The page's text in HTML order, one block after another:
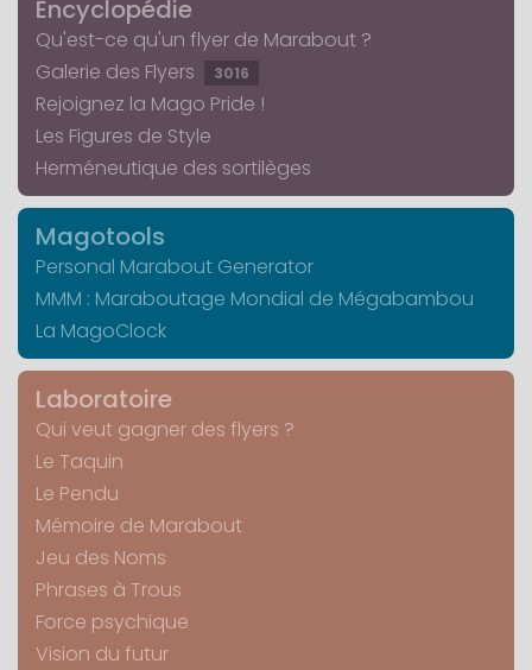
Encyclopédie
Qu'est-ce qu'un flyer de Marabout ?
Galerie des Flyers
3016
Rejoignez la Mago Pride !
Les Figures de Style
Herméneutique des sortilèges
Magotools
Personal Marabout Generator
MMM : Maraboutage Mondial de Mégabambou
La MagoClock
Laboratoire
Qui veut gagner des flyers ?
Le Taquin
Le Pendu
Mémoire de Marabout
Jeu des Noms
Phrases à Trous
Force psychique
Vision du futur